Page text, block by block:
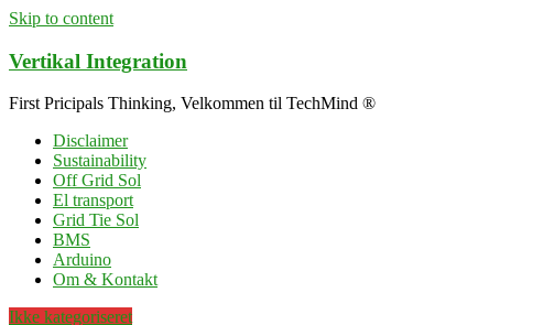
Skip to content
Vertikal Integration
First Pricipals Thinking, Velkommen til TechMind ®
Disclaimer
Sustainability
Off Grid Sol
El transport
Grid Tie Sol
BMS
Arduino
Om & Kontakt
Ikke kategoriseret